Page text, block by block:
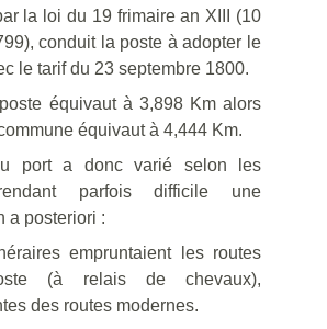
la loi du 19 frimaire an XIII (10
conduit la poste à adopter le
le tarif du 23 septembre 1800.
équivaut à 3,898 Km alors
équivaut à 4,444 Km.
port a donc varié selon les
parfois difficile une
a posteriori :
empruntaient les routes
(à relais de chevaux),
des routes modernes.